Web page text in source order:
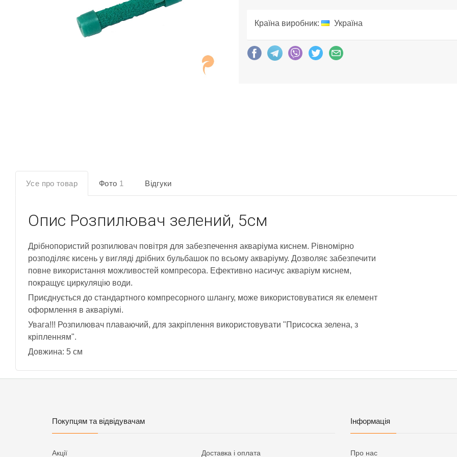
Країна виробник: Україна
Усе про товар Фото 1 Відгуки
Опис Розпилювач зелений, 5см
Дрібнопористий розпилювач повітря для забезпечення акваріума киснем. Рівномірно
розподіляє кисень у вигляді дрібних бульбашок по всьому акваріуму. Дозволяє забезпечити
повне використання можливостей компресора. Ефективно насичує акваріум киснем,
покращує циркуляцію води.
Приєднується до стандартного компресорного шлангу, може використовуватися як елемент
оформлення в акваріумі.
Увага!!! Розпилювач плаваючий, для закріплення використовувати "Присоска зелена, з
кріпленням".
Довжина: 5 см
Покупцям та відвідувачам
Акції Доставка і оплата
Інформація
Про нас